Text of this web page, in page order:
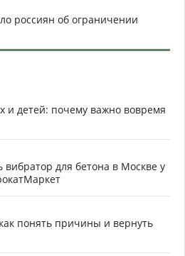
россиян об ограничении
и детей: почему важно вовремя
вибратор для бетона в Москве у
понять причины и вернуть